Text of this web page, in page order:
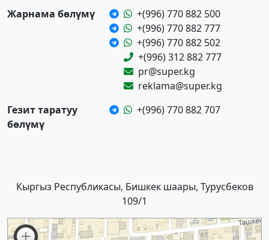
Жарнама бөлүмү
+(996) 770 882 500
+(996) 770 882 777
+(996) 770 882 502
+(996) 312 882 777
pr@super.kg
reklama@super.kg
Гезит таратуу
бөлүмү
+(996) 770 882 707
Кыргыз Республикасы, Бишкек шаары, Турусбеков
109/1